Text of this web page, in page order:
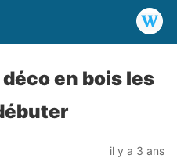
en bois les
il y a 3 ans